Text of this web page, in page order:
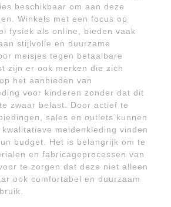
beschikbaar om aan deze
Winkels met een focus op
fysiek als online, bieden vaak
stijlvolle en duurzame
meisjes tegen betaalbare
zijn er ook merken die zich
het aanbieden van
voor kinderen zonder dat dit
zwaar belast. Door actief te
sales en outlets kunnen
meidenkleding vinden
budget. Het is belangrijk om te
en fabricageprocessen van
te zorgen dat deze niet alleen
ook comfortabel en duurzaam